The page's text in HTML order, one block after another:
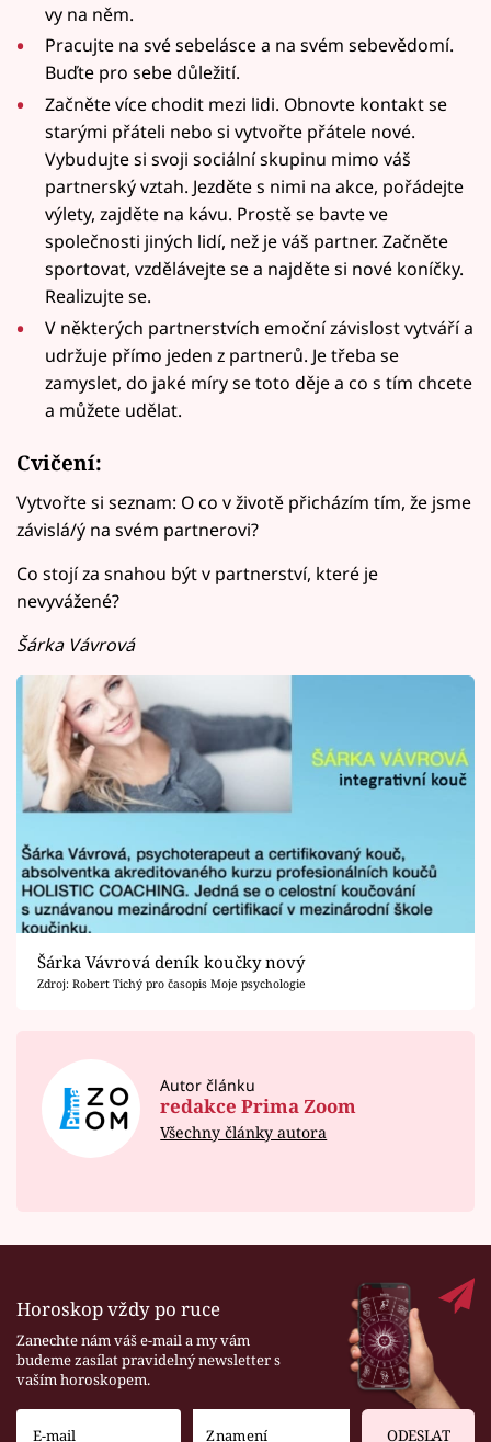
vy na něm.
Pracujte na své sebelásce a na svém sebevědomí.
Buďte pro sebe důležití.
Začněte více chodit mezi lidi. Obnovte kontakt se
starými přáteli nebo si vytvořte přátele nové.
Vybudujte si svoji sociální skupinu mimo váš
partnerský vztah. Jezděte s nimi na akce, pořádejte
výlety, zajděte na kávu. Prostě se bavte ve
společnosti jiných lidí, než je váš partner. Začněte
sportovat, vzdělávejte se a najděte si nové koníčky.
Realizujte se.
V některých partnerstvích emoční závislost vytváří a
udržuje přímo jeden z partnerů. Je třeba se
zamyslet, do jaké míry se toto děje a co s tím chcete
a můžete udělat.
Cvičení:
Vytvořte si seznam: O co v životě přicházím tím, že jsme
závislá/ý na svém partnerovi?
Co stojí za snahou být v partnerství, které je
nevyvážené?
Šárka Vávrová
Šárka Vávrová deník koučky nový
Zdroj: Robert Tichý pro časopis Moje psychologie
Autor článku
redakce Prima Zoom
Všechny články autora
Horoskop vždy po ruce
Zanechte nám váš e-mail a my vám
budeme zasílat pravidelný newsletter s
vaším horoskopem.
ODESLAT